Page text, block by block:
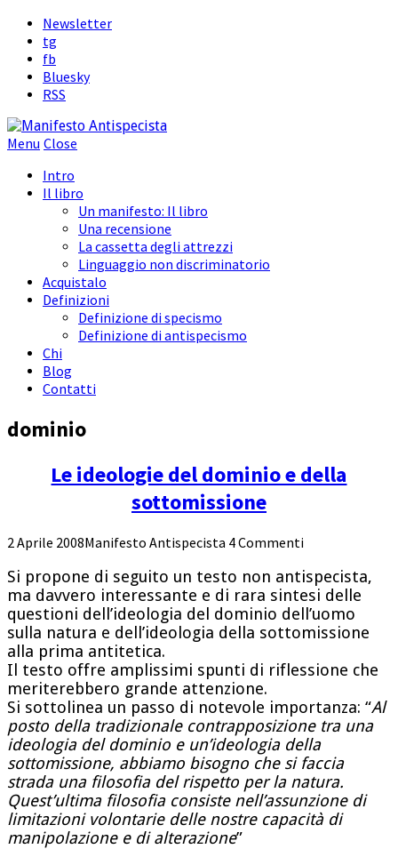
Newsletter
tg
fb
Bluesky
RSS
Menu Close
Intro
Il libro
Un manifesto: Il libro
Una recensione
La cassetta degli attrezzi
Linguaggio non discriminatorio
Acquistalo
Definizioni
Definizione di specismo
Definizione di antispecismo
Chi
Blog
Contatti
dominio
Le ideologie del dominio e della
sottomissione
2 Aprile 2008Manifesto Antispecista 4 Commenti
Si propone di seguito un testo non antispecista,
ma davvero interessante e di rara sintesi delle
questioni dell’ideologia del dominio dell’uomo
sulla natura e dell’ideologia della sottomissione
alla prima antitetica.
Il testo offre amplissimi spunti di riflessione che
meriterebbero grande attenzione.
Si sottolinea un passo di notevole importanza: “Al
posto della tradizionale contrapposizione tra una
ideologia del dominio e un’ideologia della
sottomissione, abbiamo bisogno che si faccia
strada una filosofia del rispetto per la natura.
Quest’ultima filosofia consiste nell’assunzione di
limitazioni volontarie delle nostre capacità di
manipolazione e di alterazione”